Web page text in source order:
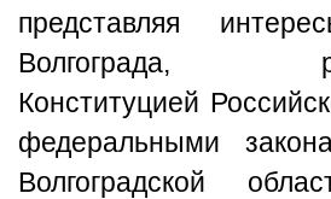
представляя
Волгограда,
Конституцией
федеральными
Волгоградской